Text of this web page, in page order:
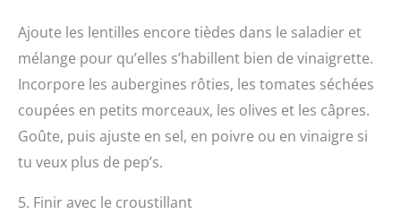
Ajoute les lentilles encore tièdes dans le saladier et
mélange pour qu’elles s’habillent bien de vinaigrette.
Incorpore les aubergines rôties, les tomates séchées
coupées en petits morceaux, les olives et les câpres.
Goûte, puis ajuste en sel, en poivre ou en vinaigre si
tu veux plus de pep’s.
5. Finir avec le croustillant